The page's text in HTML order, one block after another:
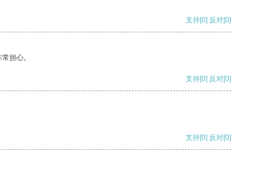
支持[0] 反对[0]
担心。
支持[0] 反对[0]
支持[0] 反对[0]